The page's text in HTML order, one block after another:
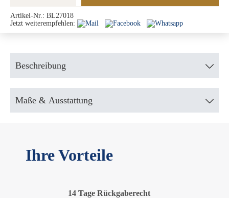
Artikel-Nr.: BL27018
Jetzt weiterempfehlen:
Beschreibung
Maße & Ausstattung
Ihre Vorteile
14 Tage Rückgaberecht